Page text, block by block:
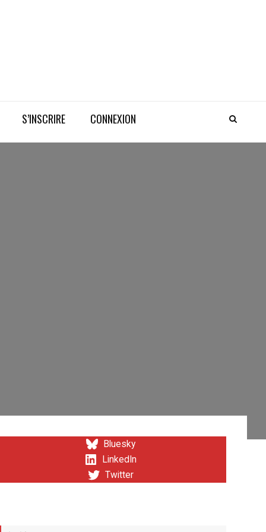
S’INSCRIRE CONNEXION
Bluesky
LinkedIn
Twitter